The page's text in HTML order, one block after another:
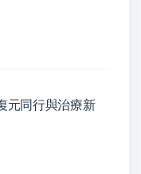
元同行與治療新